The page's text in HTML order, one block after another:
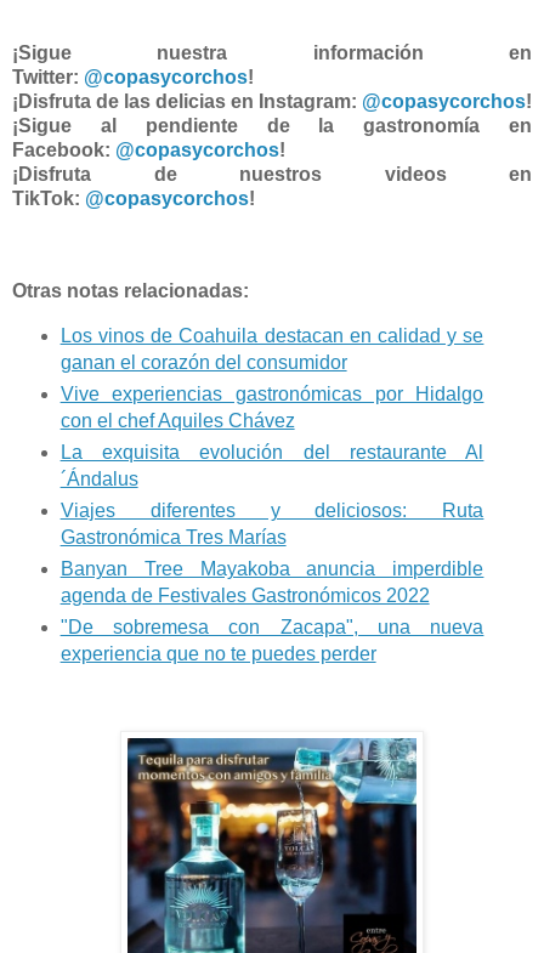
¡Sigue nuestra información en
Twitter: @copasycorchos!
¡Disfruta de las delicias en Instagram: @copasycorchos!
¡Sigue al pendiente de la gastronomía en
Facebook: @copasycorchos!
¡Disfruta de nuestros videos en
TikTok: @copasycorchos!
Otras notas relacionadas:
Los vinos de Coahuila destacan en calidad y se
ganan el corazón del consumidor
Vive experiencias gastronómicas por Hidalgo
con el chef Aquiles Chávez
La exquisita evolución del restaurante Al
´Ándalus
Viajes diferentes y deliciosos: Ruta
Gastronómica Tres Marías
Banyan Tree Mayakoba anuncia imperdible
agenda de Festivales Gastronómicos 2022
"De sobremesa con Zacapa", una nueva
experiencia que no te puedes perder